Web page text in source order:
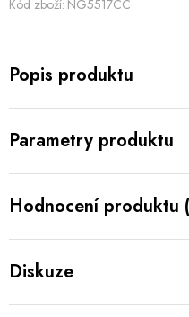
Kód zboží: NG5517CC
Popis produktu
Parametry produktu
Hodnocení produktu
Diskuze